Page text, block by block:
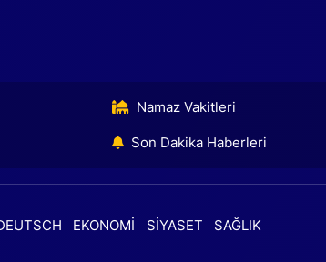
Namaz Vakitleri
Son Dakika Haberleri
EKONOMİ SİYASET SAĞLIK